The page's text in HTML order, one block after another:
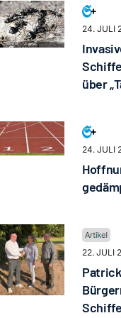
24. JULI
über
24. JULI
22. JULI